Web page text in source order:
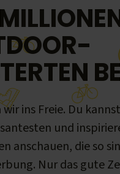
ins Freie. Du
und
anschauen, die so
Nur das gute